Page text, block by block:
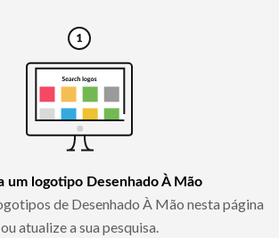
um logotipo Desenhado À Mão
de Desenhado À Mão nesta página
ou atualize a sua pesquisa.